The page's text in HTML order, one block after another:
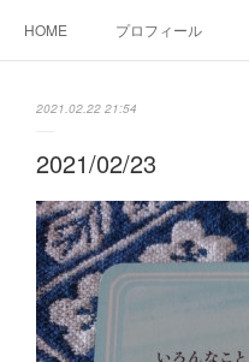
HOME プロフィール
2021.02.22 21:54
2021/02/23